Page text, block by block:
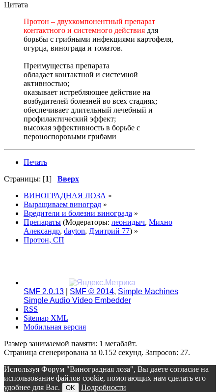
Цитата
Протон – двухкомпонентный препарат
контактного и системного действия для
борьбы с грибными инфекциями картофеля,
огурца, винограда и томатов.
Преимущества препарата
обладает контактной и системной
активностью;
оказывает истребляющее действие на
возбудителей болезней во всех стадиях;
обеспечивает длительный лечебный и
профилактический эффект;
высокая эффективность в борьбе с
пероноспоровыми грибами
Печать
Страницы: [1] Вверх
ВИНОГРАДНАЯ ЛОЗА »
Выращиваем виноград »
Вредители и болезни винограда »
Препараты (Модераторы: леонидыч, Михно
Александр, dayton, Дмитрий 77) »
Протон, СП
SMF 2.0.13 SMF © 2014, Simple Machines
Simple Audio Video Embedder
RSS
Sitemap XML
Мобильная версия
Размер занимаемой памяти: 1 мегабайт.
Страница сгенерирована за 0.152 секунд. Запросов: 27.
Используя Форум "Виноградная лоза", Вы даете согласие на
использование файлов cookie, помогающих нам сделать его
удобнее для Вас.
OK Подробности